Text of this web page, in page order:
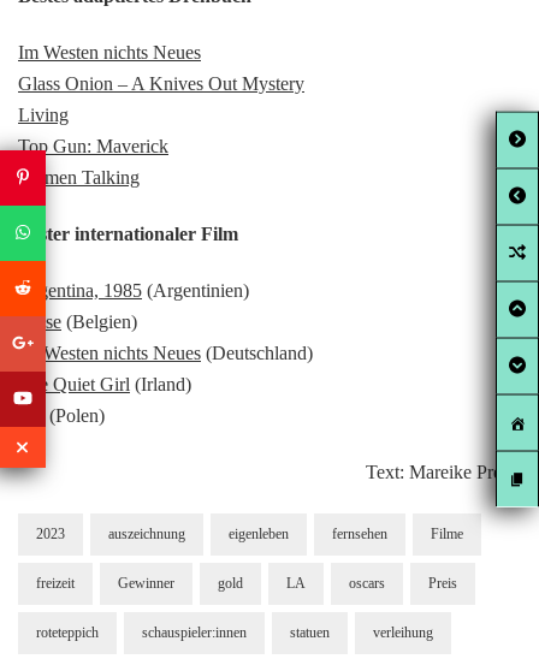
Im Westen nichts Neues
Glass Onion – A Knives Out Mystery
Living
Top Gun: Maverick
Women Talking
Bester internationaler Film
Argentina, 1985 (Argentinien)
Close (Belgien)
Im Westen nichts Neues (Deutschland)
The Quiet Girl (Irland)
(Polen)
Text: Mareike Preun
2023 auszeichnung eigenleben fernsehen Filme
freizeit Gewinner gold LA oscars Preis
roteteppich schauspieler:innen statuen verleihung